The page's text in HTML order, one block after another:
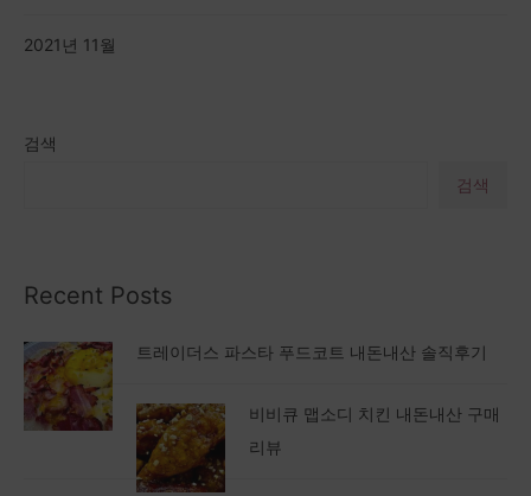
검색
검색
Recent Posts
트레이더스 파스타 푸드코트 내돈내산 솔직후기
비비큐 맵소디 치킨 내돈내산 구매
리뷰
2021년 11월